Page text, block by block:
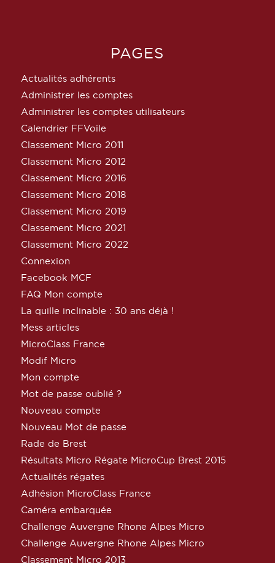
PAGES
Actualités adhérents
Administrer les comptes
Administrer les comptes utilisateurs
Calendrier FFVoile
Classement Micro 2011
Classement Micro 2012
Classement Micro 2016
Classement Micro 2018
Classement Micro 2019
Classement Micro 2021
Classement Micro 2022
Connexion
Facebook MCF
FAQ Mon compte
La quille inclinable : 30 ans déjà !
Mess articles
MicroClass France
Modif Micro
Mon compte
Mot de passe oublié ?
Nouveau compte
Nouveau Mot de passe
Rade de Brest
Résultats Micro Régate MicroCup Brest 2015
Actualités régates
Adhésion MicroClass France
Caméra embarquée
Challenge Auvergne Rhone Alpes Micro
Challenge Auvergne Rhone Alpes Micro
Classement Micro 2013